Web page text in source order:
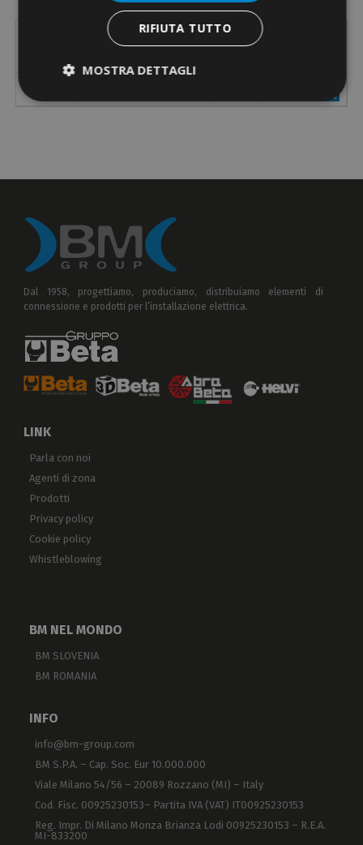
Numero poli morsettiera 
Dal 1958, progettiamo, produciamo, distribuiamo elementi di
connessione e prodotti per l’installazione elettrica.
LINK
Parla con noi
Agenti di zona
Prodotti
Privacy policy
Cookie policy
Whistleblowing
BM NEL MONDO
BM SLOVENIA
BM ROMANIA
INFO
info@bm-group.com
BM S.P.A. – Cap. Soc. Eur 10.000.000
Viale Milano 54/56 – 20089 Rozzano (MI) – Italy
Cod. Fisc. 00925230153– Partita IVA (VAT) IT00925230153
Reg. Impr. Di Milano Monza Brianza Lodi 00925230153 – R.E.A.
MI-833200
RIFIUTA TUTTO
MOSTRA DETTAGLI